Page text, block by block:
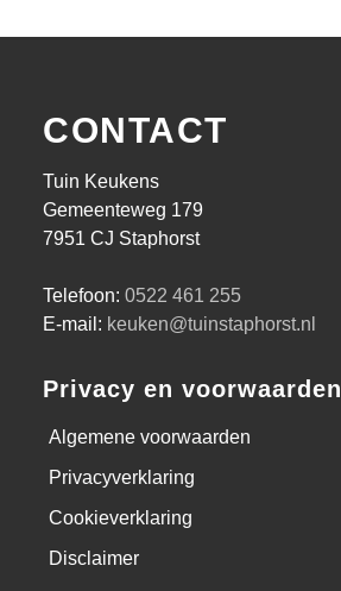
CONTACT
Tuin Keukens
Gemeenteweg 179
7951 CJ Staphorst
Telefoon: 0522 461 255
E-mail: keuken@tuinstaphorst.nl
Privacy en voorwaarden
Algemene voorwaarden
Privacyverklaring
Cookieverklaring
Disclaimer